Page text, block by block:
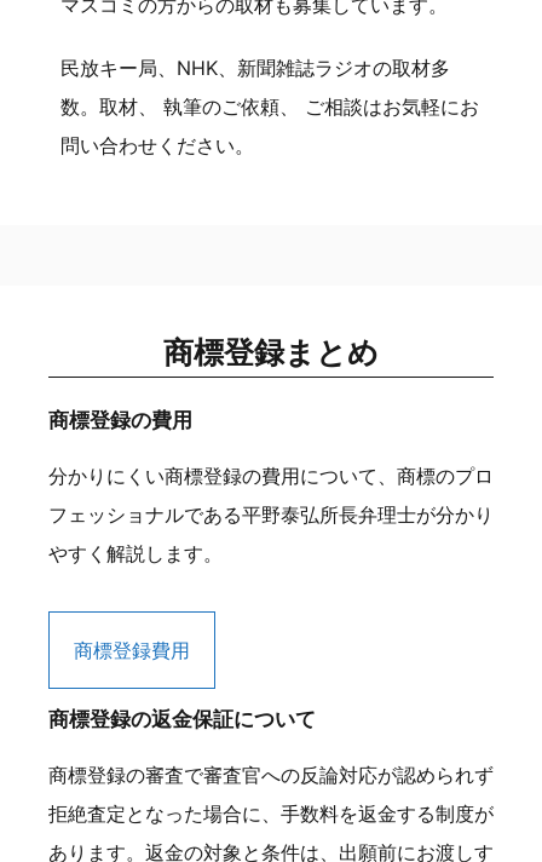
民放キー局、NHK、新聞雑誌ラジオの取材多
数。取材、 執筆のご依頼、 ご相談はお気軽にお
問い合わせください。
商標登録まとめ
商標登録の費用
分かりにくい商標登録の費用について、商標のプロ
フェッショナルである平野泰弘所長弁理士が分かり
やすく解説します。
商標登録費用
商標登録の返金保証について
商標登録の審査で審査官への反論対応が認められず
拒絶査定となった場合に、手数料を返金する制度が
あります。返金の対象と条件は、出願前にお渡しす